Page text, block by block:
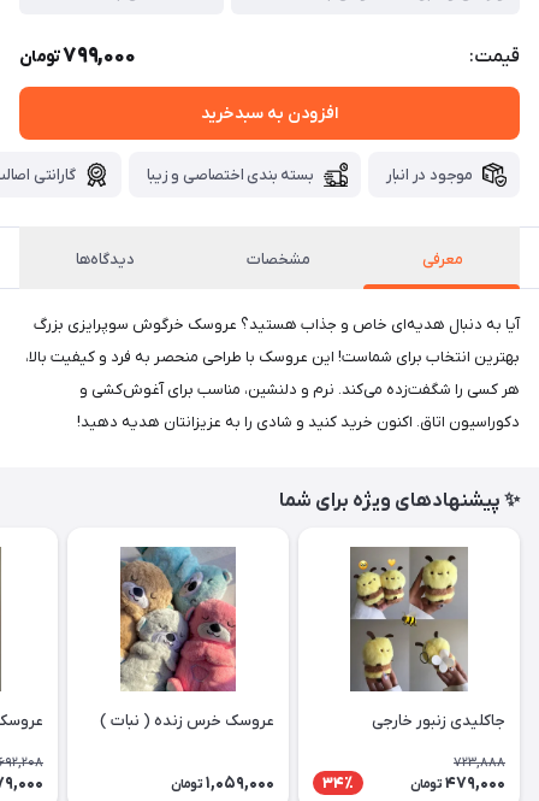
قیمت: 799,000تومان
افزودن به سبدخرید
موجود در انبار بسته بندی اختصاصی و زیبا گارانتی
معرفی مشخصات دیدگاه‌ها
آیا به دنبال هدیه‌ای خاص و جذاب هستید؟ عروسک خرگوش سوپرایزی بزرگ
بهترین انتخاب برای شماست! این عروسک با طراحی منحصر به فرد و کیفیت بالا،
هر کسی را شگفت‌زده می‌کند. نرم و دلنشین، مناسب برای آغوش‌کشی و
دکوراسیون اتاق. اکنون خرید کنید و شادی را به عزیزانتان هدیه دهید!
✨ پیشنهادهای ویژه برای شما
جاکلیدی زنبور خارجی
723,888
479,000 تومان 34٪
عروسک خرس زنده ( نبات )
1,059,000 تومان